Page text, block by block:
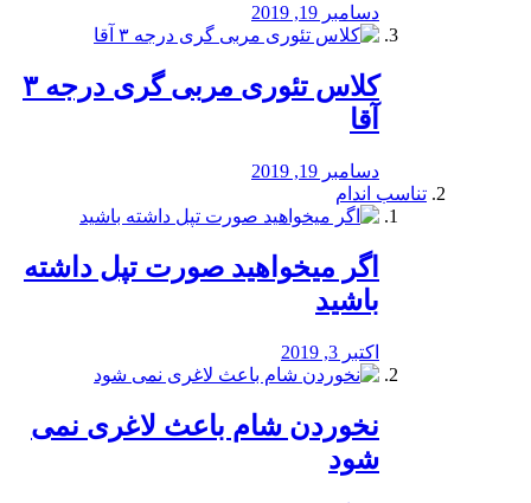
دسامبر 19, 2019
کلاس تئوری مربی گری درجه ۳
آقا
دسامبر 19, 2019
تناسب اندام
اگر میخواهید صورت تپل داشته
باشید
اکتبر 3, 2019
نخوردن شام باعث لاغری نمی
‌شود